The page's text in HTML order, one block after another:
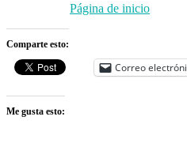
Página de inicio
Comparte esto:
Correo
Me gusta esto: